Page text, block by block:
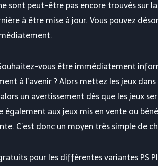
sont peut-être pas encore trouvés sur
à être mise à jour. Vous pouvez
vous être immédiatement
à l’avenir ? Alors mettez les jeux
un avertissement dès que les jeux
également aux jeux mis en vente ou
C’est donc un moyen très simple de
pour les différentes variantes PS